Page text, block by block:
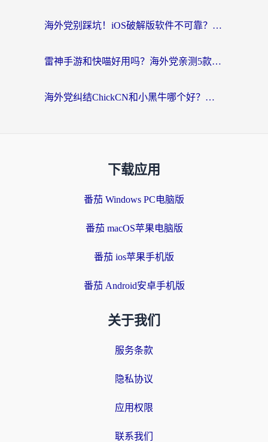
海外党别踩坑！iOS破解版软件不可靠？教你选对回国加速器无缝看国内资源
雷神手游和快喵好用吗？海外党亲测5款回国加速器，附斧牛Bling对比+微信视频号解决办法
海外党纠结ChickCN和小黑牛哪个好？一篇帮你选对回国加速器的实用指南
下载应用
番茄 Windows PC电脑版
番茄 macOS苹果电脑版
番茄 ios苹果手机版
番茄 Android安卓手机版
关于我们
服务条款
隐私协议
应用权限
联系我们